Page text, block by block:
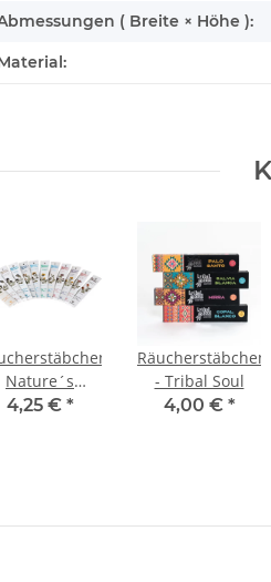
( Breite × Höhe ):
Nature´s
20 Stk.
4,25 € *
Räucherstäbchen
- Tribal Soul
4,00 € *